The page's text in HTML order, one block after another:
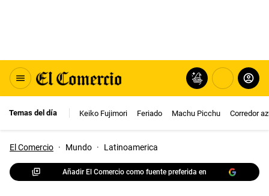
Temas del día Keiko Fujimori Feriado Machu Picchu Corredor
El Comercio · Mundo · Latinoamerica
Añadir El Comercio como fuente preferida en